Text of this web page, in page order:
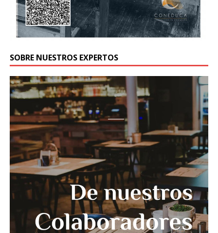
SOBRE NUESTROS EXPERTOS